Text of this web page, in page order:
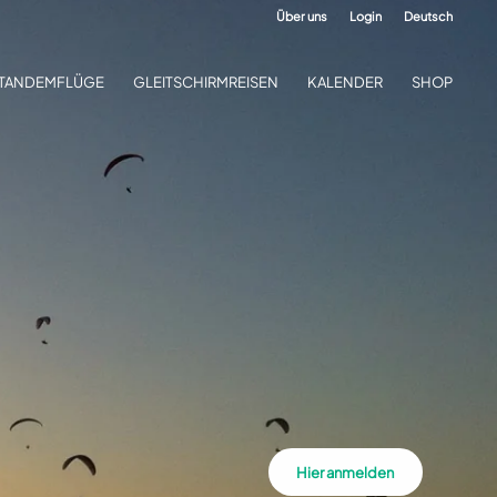
Hier anmelden
Über uns Login Deutsch
GLEITSCHIRMREISEN KALENDER SHOP